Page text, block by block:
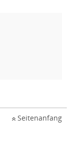
Seitenanfang